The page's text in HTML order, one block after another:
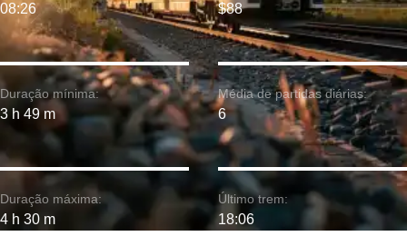
Duração mínima:
3 h 49 m
08:26
Duração máxima:
4 h 30 m
$88
Média de partidas diárias:
6
Último trem:
18:06